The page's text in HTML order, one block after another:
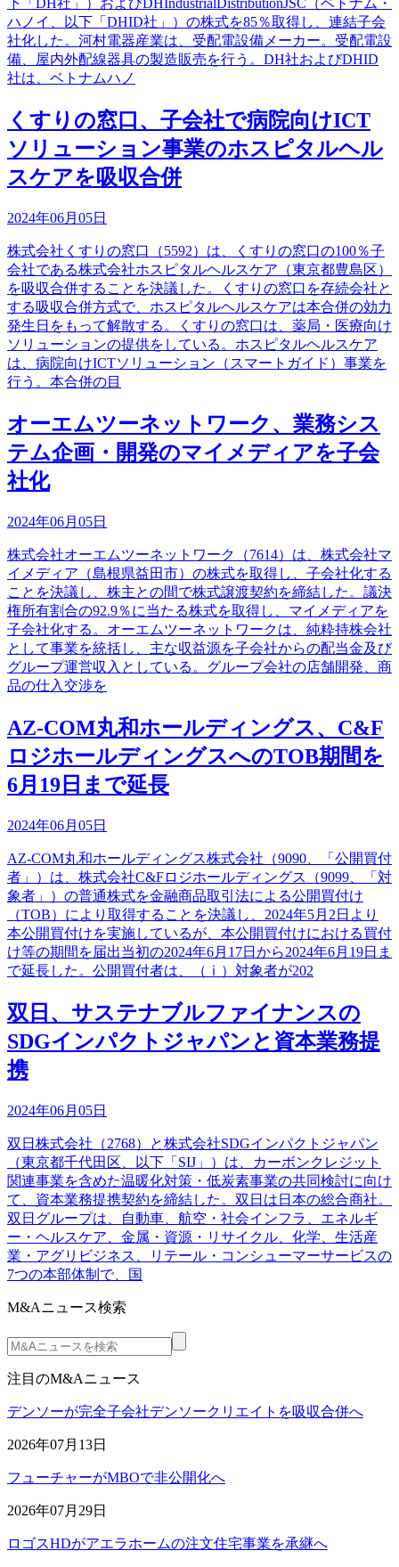
下「DH社」）およびDHIndustrialDistributionJSC（ベトナム・
ハノイ、以下「DHID社」）の株式を85％取得し、連結子会
社化した。河村電器産業は、受配電設備メーカー。受配電設
備、屋内外配線器具の製造販売を行う。DH社およびDHID
社は、ベトナムハノ
くすりの窓口、子会社で病院向けICT
ソリューション事業のホスピタルヘル
スケアを吸収合併
2024年06月05日
株式会社くすりの窓口（5592）は、くすりの窓口の100％子
会社である株式会社ホスピタルヘルスケア（東京都豊島区）
を吸収合併することを決議した。くすりの窓口を存続会社と
する吸収合併方式で、ホスピタルヘルスケアは本合併の効力
発生日をもって解散する。くすりの窓口は、薬局・医療向け
ソリューションの提供をしている。ホスピタルヘルスケア
は、病院向けICTソリューション（スマートガイド）事業を
行う。本合併の目
オーエムツーネットワーク、業務シス
テム企画・開発のマイメディアを子会
社化
2024年06月05日
株式会社オーエムツーネットワーク（7614）は、株式会社マ
イメディア（島根県益田市）の株式を取得し、子会社化する
ことを決議し、株主との間で株式譲渡契約を締結した。議決
権所有割合の92.9％に当たる株式を取得し、マイメディアを
子会社化する。オーエムツーネットワークは、純粋持株会社
として事業を統括し、主な収益源を子会社からの配当金及び
グループ運営収入としている。グループ会社の店舗開発、商
品の仕入交渉を
AZ-COM丸和ホールディングス、C&F
ロジホールディングスへのTOB期間を
6月19日まで延長
2024年06月05日
AZ-COM丸和ホールディングス株式会社（9090、「公開買付
者」）は、株式会社C&Fロジホールディングス（9099、「対
象者」）の普通株式を金融商品取引法による公開買付け
（TOB）により取得することを決議し、2024年5月2日より
本公開買付けを実施しているが、本公開買付けにおける買付
け等の期間を届出当初の2024年6月17日から2024年6月19日ま
で延長した。公開買付者は、（ⅰ）対象者が202
双日、サステナブルファイナンスの
SDGインパクトジャパンと資本業務提
携
2024年06月05日
双日株式会社（2768）と株式会社SDGインパクトジャパン
（東京都千代田区、以下「SIJ」）は、カーボンクレジット
関連事業を含めた温暖化対策・低炭素事業の共同検討に向け
て、資本業務提携契約を締結した。双日は日本の総合商社。
双日グループは、自動車、航空・社会インフラ、エネルギ
ー・ヘルスケア、金属・資源・リサイクル、化学、生活産
業・アグリビジネス、リテール・コンシューマーサービスの
7つの本部体制で、国
M&Aニュース検索
注目のM&Aニュース
デンソーが完全子会社デンソークリエイトを吸収合併へ
2026年07月13日
フューチャーがMBOで非公開化へ
2026年07月29日
ロゴスHDがアエラホームの注文住宅事業を承継へ